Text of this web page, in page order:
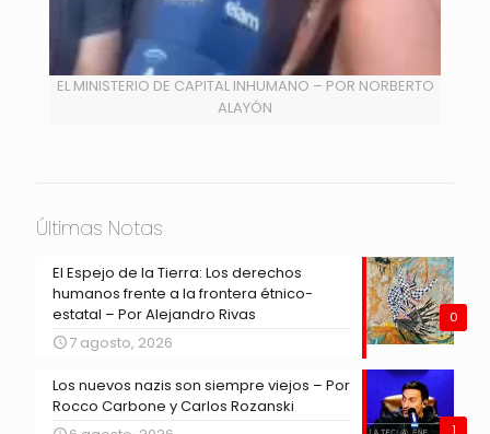
EL MINISTERIO DE CAPITAL INHUMANO – POR NORBERTO
ALAYÓN
Últimas Notas
0
El Espejo de la Tierra: Los derechos
humanos frente a la frontera étnico-
estatal – Por Alejandro Rivas
7 agosto, 2026
1
Los nuevos nazis son siempre viejos – Por
Rocco Carbone y Carlos Rozanski